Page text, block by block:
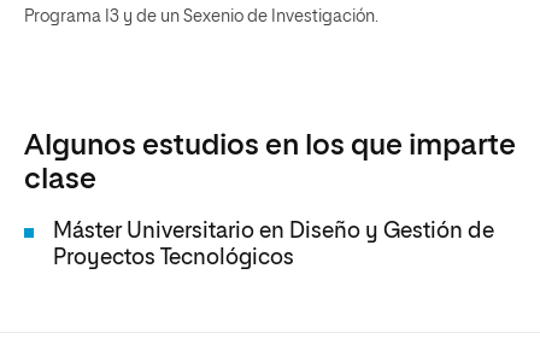
Programa I3 y de un Sexenio de Investigación.
Algunos estudios en los que imparte
clase
Máster Universitario en Diseño y Gestión de
Proyectos Tecnológicos